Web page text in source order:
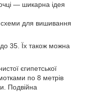
— шикарна ідея
схеми для вишивання
35. Їх також можна
єгипетської
по 8 метрів
Подвійна